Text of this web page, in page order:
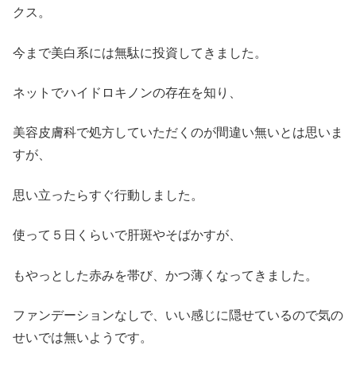
クス。
今まで美白系には無駄に投資してきました。
ネットでハイドロキノンの存在を知り、
美容皮膚科で処方していただくのが間違い無いとは思いま
すが、
思い立ったらすぐ行動しました。
使って５日くらいで肝斑やそばかすが、
もやっとした赤みを帯び、かつ薄くなってきました。
ファンデーションなしで、いい感じに隠せているので気の
せいでは無いようです。